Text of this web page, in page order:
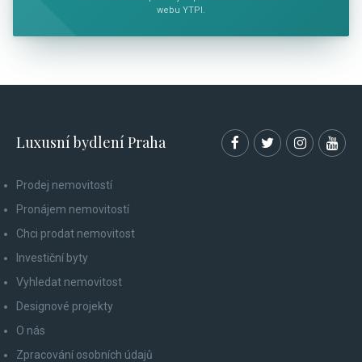
webu YTPI.
Luxusní bydlení Praha
Prodej nemovitostí
Pronájem nemovitostí
Chci prodat nemovitost
Investiční byty
Vyhledat nemovitost
Designové projekty
O nás
Zpracování osobních údajů